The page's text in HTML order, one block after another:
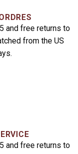
and free returns to
from the US
and free returns to